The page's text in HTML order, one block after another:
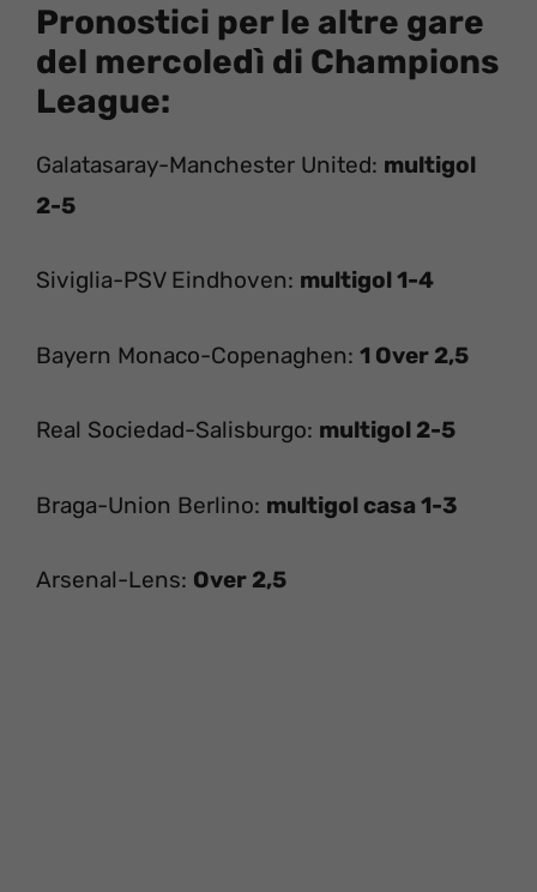
Pronostici per le altre gare
del mercoledì di Champions
League:
Galatasaray-Manchester United: multigol
2-5
Siviglia-PSV Eindhoven: multigol 1-4
Bayern Monaco-Copenaghen: 1 Over 2,5
Real Sociedad-Salisburgo: multigol 2-5
Braga-Union Berlino: multigol casa 1-3
Arsenal-Lens: Over 2,5